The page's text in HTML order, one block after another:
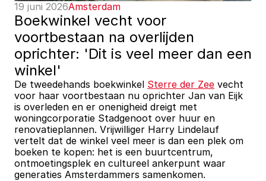
19 juni 2026Amsterdam
Boekwinkel vecht voor
voortbestaan na overlijden
oprichter: 'Dit is veel meer dan een
winkel'
De tweedehands boekwinkel Sterre der Zee vecht
voor haar voortbestaan nu oprichter Jan van Eijk
is overleden en er onenigheid dreigt met
woningcorporatie Stadgenoot over huur en
renovatieplannen. Vrijwilliger Harry Lindelauf
vertelt dat de winkel veel meer is dan een plek om
boeken te kopen: het is een buurtcentrum,
ontmoetingsplek en cultureel ankerpunt waar
generaties Amsterdammers samenkomen.